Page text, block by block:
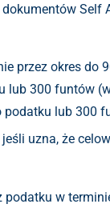
Self
przez okres do
lub 300 funtów
podatku lub 300
jeśli uzna, że
podatku w